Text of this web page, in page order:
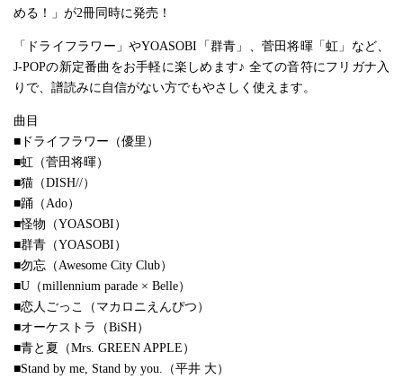
める！」が2冊同時に発売！
「ドライフラワー」やYOASOBI「群青」、菅田将暉「虹」など、
J-POPの新定番曲をお手軽に楽しめます♪ 全ての音符にフリガナ入
りで、譜読みに自信がない方でもやさしく使えます。
曲目
■ドライフラワー（優里）
■虹（菅田将暉）
■猫（DISH//）
■踊（Ado）
■怪物（YOASOBI）
■群青（YOASOBI）
■勿忘（Awesome City Club）
■U（millennium parade × Belle）
■恋人ごっこ（マカロニえんぴつ）
■オーケストラ（BiSH）
■青と夏（Mrs. GREEN APPLE）
■Stand by me, Stand by you.（平井 大）